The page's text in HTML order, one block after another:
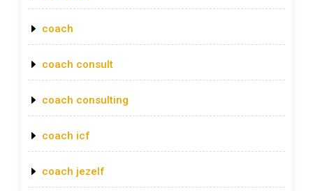
coach
coach consult
coach consulting
coach icf
coach jezelf